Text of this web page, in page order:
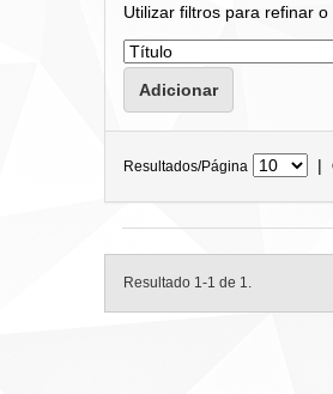
Utilizar filtros para refinar o
Resultados/Página |
Resultado 1-1 de 1.